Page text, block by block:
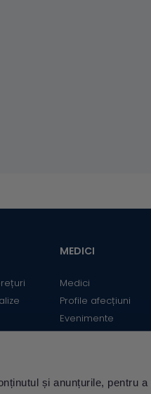
și anunțurile, pentru
MEDICI
Medici
Profile afecțiuni
Evenimente
Informații medicale